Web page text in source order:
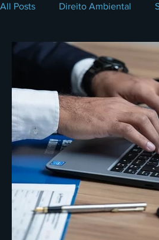
All Posts Direito Ambiental
Coluna do Membro Direito
Direito e Tecnologia Série
Direito Previdenciário LGPD
Direito Imobiliário Plano